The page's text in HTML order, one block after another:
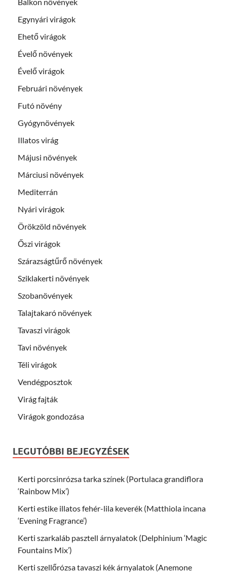
Egynyári virágok
Ehető virágok
Évelő növények
Évelő virágok
Februári növények
Futó növény
Gyógynövények
Illatos virág
Májusi növények
Márciusi növények
Mediterrán
Nyári virágok
Örökzöld növények
Őszi virágok
Szárazságtűrő növények
Sziklakerti növények
Szobanövények
Talajtakaró növények
Tavaszi virágok
Tavi növények
Téli virágok
Vendégposztok
Virág fajták
Virágok gondozása
LEGUTÓBBI BEJEGYZÉSEK
Kerti porcsinrózsa tarka színek (Portulaca grandiflora
‘Rainbow Mix’)
Kerti estike illatos fehér-lila keverék (Matthiola incana
‘Evening Fragrance’)
Kerti szarkaláb pasztell árnyalatok (Delphinium ‘Magic
Fountains Mix’)
Kerti szellőrózsa tavaszi kék árnyalatok (Anemone